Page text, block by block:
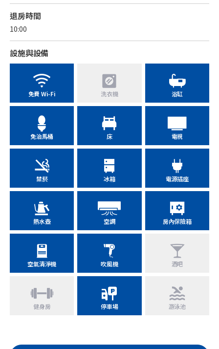
退房時間
10:00
設施與設備
免費 Wi-Fi 洗衣機 浴缸
免治馬桶 床 電視
禁菸 冰箱 電源插座
熱水壺 空調 房內保險箱
空氣清淨機 吹風機 酒吧
健身房 停車場 游泳池